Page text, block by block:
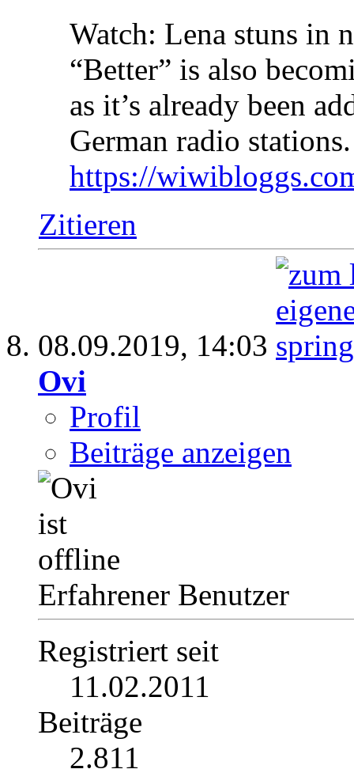
Watch: Lena stuns in
“Better” is also
as it’s already been
German radio stations.
https://
Zitieren
08.09.2019, 14:03
Ovi
Profil
Beiträge anzeigen
Erfahrener Benutzer
Registriert seit
11.02.2011
Beiträge
2.811